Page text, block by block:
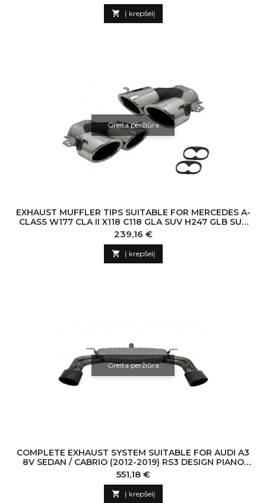
 Į krepšelį
Greita peržiūra
EXHAUST MUFFLER TIPS SUITABLE FOR MERCEDES A-
CLASS W177 CLA II X118 C118 GLA SUV H247 GLB SUV
X247 35 AMG / 45 AMG (2018-) 45S D
Kaina
239,16 €
 Į krepšelį
Greita peržiūra
COMPLETE EXHAUST SYSTEM SUITABLE FOR AUDI A3
8V SEDAN / CABRIO (2012-2019) RS3 DESIGN PIANO
BLACK TIPS
Kaina
551,18 €
 Į krepšelį